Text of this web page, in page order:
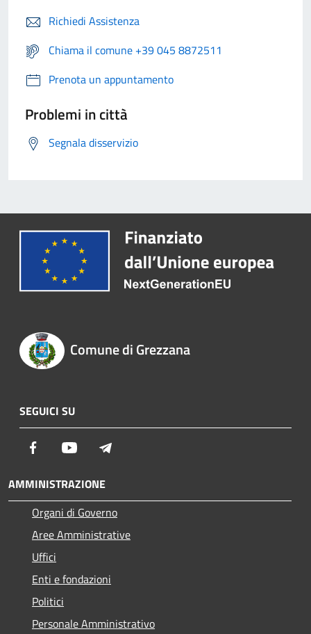
Richiedi Assistenza
Chiama il comune +39 045 8872511
Prenota un appuntamento
Problemi in città
Segnala disservizio
Comune di Grezzana
SEGUICI SU
Facebook Youtube
AMMINISTRAZIONE
Organi di Governo
Aree Amministrative
Uffici
Enti e fondazioni
Politici
Personale Amministrativo